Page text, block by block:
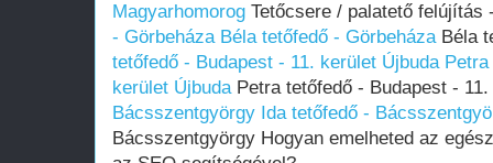
Magyarhomorog Tetőcsere / palatető felújítás
- Görbeháza Béla tetőfedő - GörbeházaBéla
tetőfedő - Budapest - 11. kerület Újbuda
kerület ÚjbudaPetra tetőfedő - Budapest -
Bácsszentgyörgy Ida tetőfedő -
Bácsszentgyörgy Hogyan emelheted az